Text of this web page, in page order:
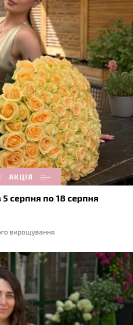
АКЦІЯ
серпня по 18 серпня
вирощування